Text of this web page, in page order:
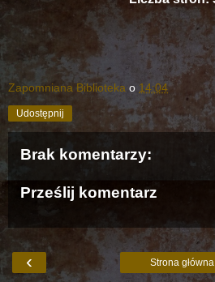
Zapomniana Biblioteka o 14:04
Udostępnij
Brak komentarzy:
Prześlij komentarz
‹ Strona główna